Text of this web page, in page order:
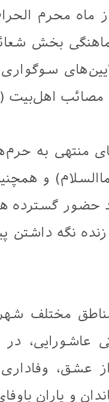
ماه محرم
بخش
سوگواری
اهل‌بیت
منتهی به
و
حضور گسترده
نگه داشتن
مختلف
عاشورایی،
از عشق،
و یاران